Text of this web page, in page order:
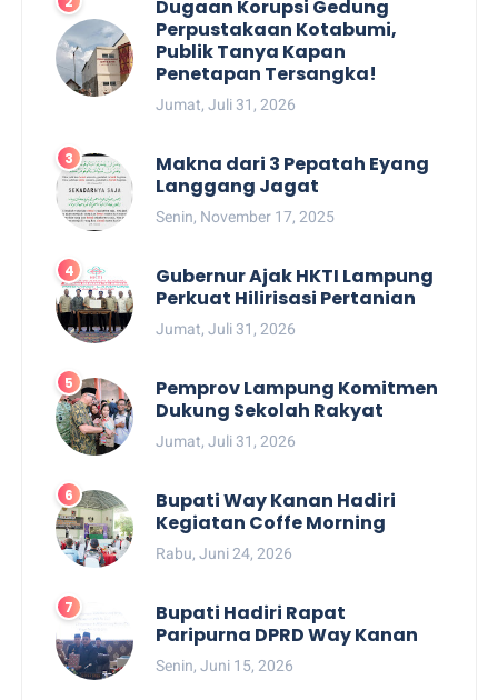
Dugaan Korupsi Gedung
Perpustakaan Kotabumi,
Publik Tanya Kapan
Penetapan Tersangka!
Jumat, Juli 31, 2026
Makna dari 3 Pepatah Eyang
Langgang Jagat
Senin, November 17, 2025
Gubernur Ajak HKTI Lampung
Perkuat Hilirisasi Pertanian
Jumat, Juli 31, 2026
Pemprov Lampung Komitmen
Dukung Sekolah Rakyat
Jumat, Juli 31, 2026
Bupati Way Kanan Hadiri
Kegiatan Coffe Morning
Rabu, Juni 24, 2026
Bupati Hadiri Rapat
Paripurna DPRD Way Kanan
Senin, Juni 15, 2026